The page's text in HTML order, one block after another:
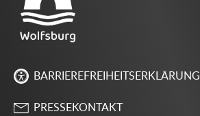
BARRIEREFREIHEITSERKLÄRUNG
PRESSEKONTAKT